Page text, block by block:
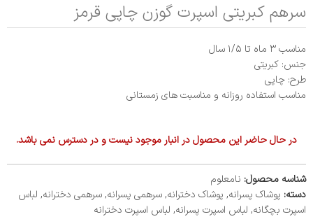
سرهم کبریتی اسپرت گوزن چاپی قرمز
مناسب ۳ ماه تا ۱/۵ سال
جنس: کبریتی
طرح: چاپی
مناسب استفاده روزانه و مناسبت‌ های زمستانی
در حال حاضر این محصول در انبار موجود نیست و در دسترس نمی باشد.
شناسه محصول: نامعلوم
دسته: پوشاک پسرانه, پوشاک دخترانه,سرهمی پسرانه,سرهمی دخترانه, لباس
اسپرت بچگانه, لباس اسپرت پسرانه, لباس اسپرت دخترانه